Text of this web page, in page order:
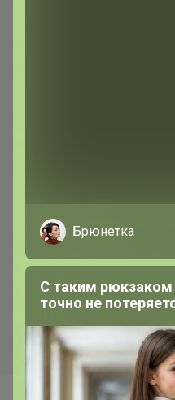
626р
Мягкая игрушка плюшевая
Брюнетка
С таким
точно не